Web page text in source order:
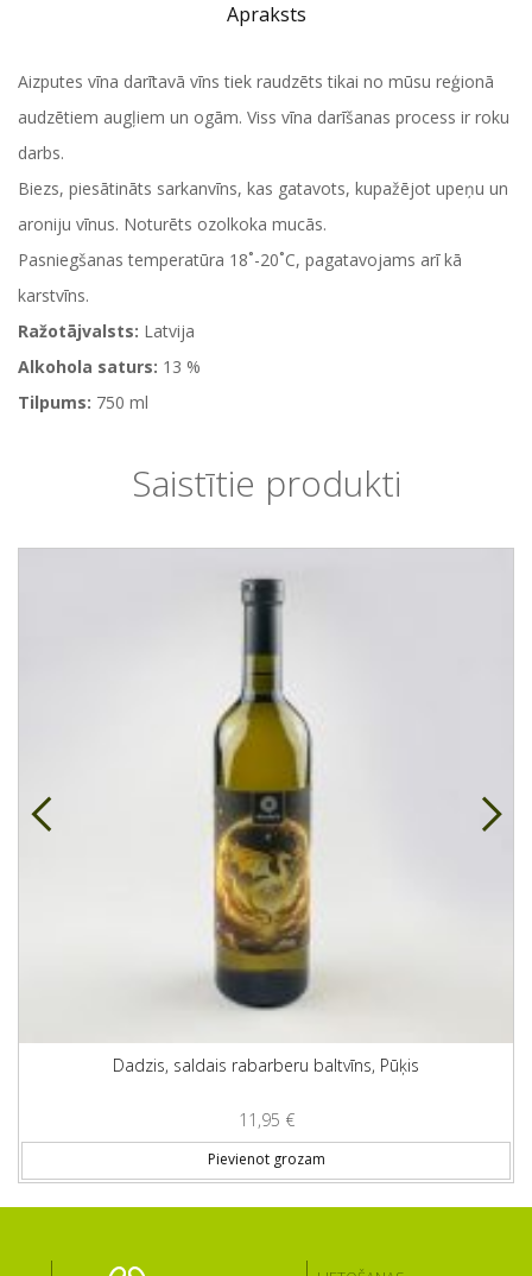
Apraksts
Aizputes vīna darītavā vīns tiek raudzēts tikai no mūsu reģionā
audzētiem augļiem un ogām. Viss vīna darīšanas process ir roku
darbs.
Biezs, piesātināts sarkanvīns, kas gatavots, kupažējot upeņu un
aroniju vīnus. Noturēts ozolkoka mucās.
Pasniegšanas temperatūra 18˚-20˚C, pagatavojams arī kā
karstvīns.
Ražotājvalsts: Latvija
Alkohola saturs: 13 %
Tilpums: 750 ml
Saistītie produkti
Dadzis, saldais rabarberu baltvīns, Pūķis
11,95 €
Pievienot grozam